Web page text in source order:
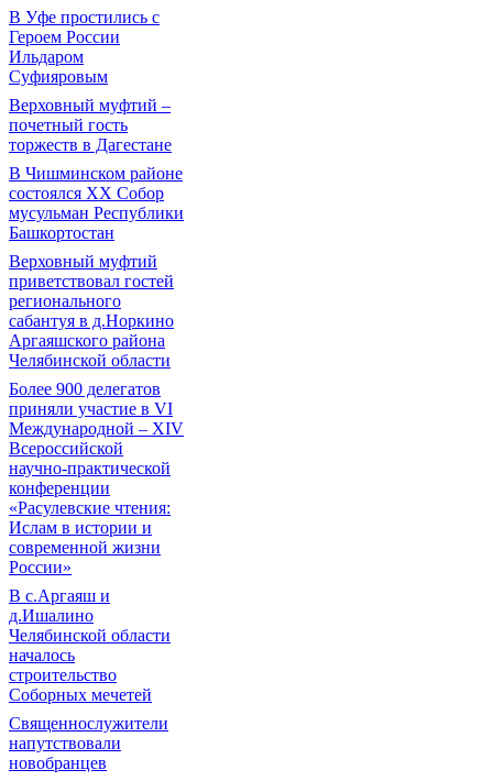
В Уфе простились с
Героем России
Ильдаром
Суфияровым
Верховный муфтий –
почетный гость
торжеств в Дагестане
В Чишминском районе
состоялся XX Собор
мусульман Республики
Башкортостан
Верховный муфтий
приветствовал гостей
регионального
сабантуя в д.Норкино
Аргаяшского района
Челябинской области
Более 900 делегатов
приняли участие в VI
Международной – ХIV
Всероссийской
научно-практической
конференции
«Расулевские чтения:
Ислам в истории и
современной жизни
России»
В с.Аргаяш и
д.Ишалино
Челябинской области
началось
строительство
Соборных мечетей
Священнослужители
напутствовали
новобранцев